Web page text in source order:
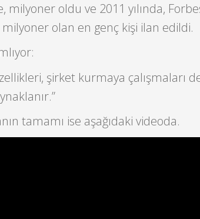
milyoner oldu ve 2011 yılında,
olan en genç kişi ilan edildi.
şirket kurmaya çalışmaları
tamamı ise aşağıdaki videoda.